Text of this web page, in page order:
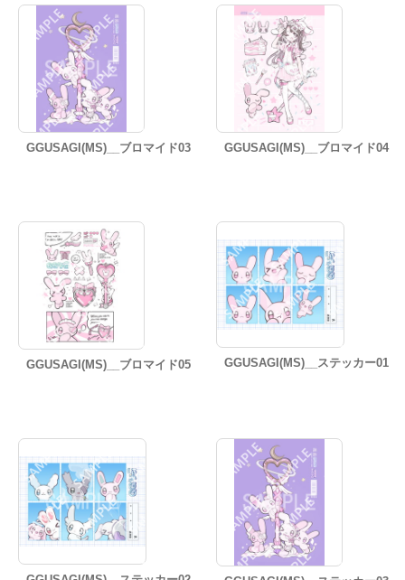
GGUSAGI(MS)__ブロマイド03 GGUSAGI(MS)__ブロマイド04
GGUSAGI(MS)__ブロマイド05 GGUSAGI(MS)__ステッカー01